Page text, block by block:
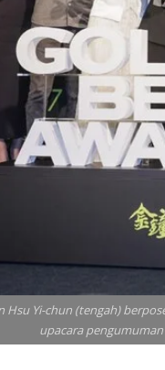
Hsu Yi-chun (tengah)
upacara pengumuman